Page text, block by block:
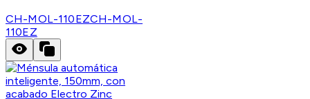
CH-MOL-110EZCH-MOL-
110EZ